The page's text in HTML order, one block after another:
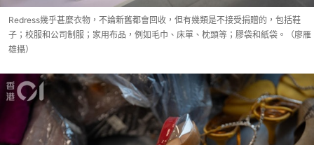
Redress幾乎甚麼衣物，不論新舊都會回收，但有幾類是不接受捐贈的，包括鞋
子；校服和公司制服；家用布品，例如毛巾、床單、枕頭等；膠袋和紙袋。（廖雁
雄攝）